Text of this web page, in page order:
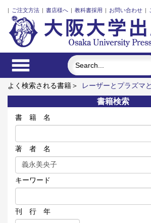
| ご注文方法 | 書店様へ | 教科書採用 | お問い合わせ |
よく検索される書籍＞
レーザーとプラズマ
エリアB1 5周年記念記録集 上方遊歩46景
の探究
固体高分子形燃料電池要素材料・
新しい公共と市民社会の定量分析
ブ分析
書籍検索
書 籍 名
著 者 名
キーワード
刊 行 年